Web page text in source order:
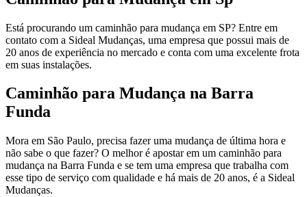
Está procurando um caminhão para mudança em SP? Entre em
contato com a Sideal Mudanças, uma empresa que possui mais de
20 anos de experiência no mercado e conta com uma excelente frota
em suas instalações.
Caminhão para Mudança na Barra
Funda
Mora em São Paulo, precisa fazer uma mudança de última hora e
não sabe o que fazer? O melhor é apostar em um caminhão para
mudança na Barra Funda e se tem uma empresa que trabalha com
esse tipo de serviço com qualidade e há mais de 20 anos, é a Sideal
Mudanças.